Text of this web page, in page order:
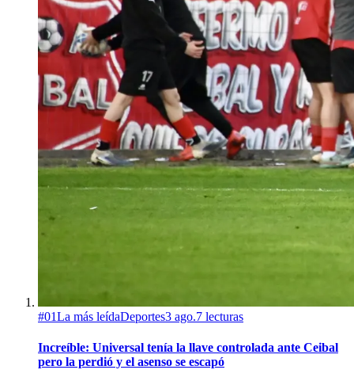
#01La más leídaDeportes3 ago.7 lecturas
Increíble: Universal tenía la llave controlada ante Ceibal
pero la perdió y el asenso se escapó